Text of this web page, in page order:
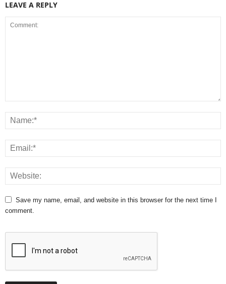
LEAVE A REPLY
Save my name, email, and website in this browser for the next time I
comment.